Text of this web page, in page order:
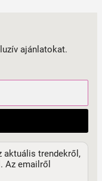
ajánlatokat.
aktuális trendekről,
Az emailről